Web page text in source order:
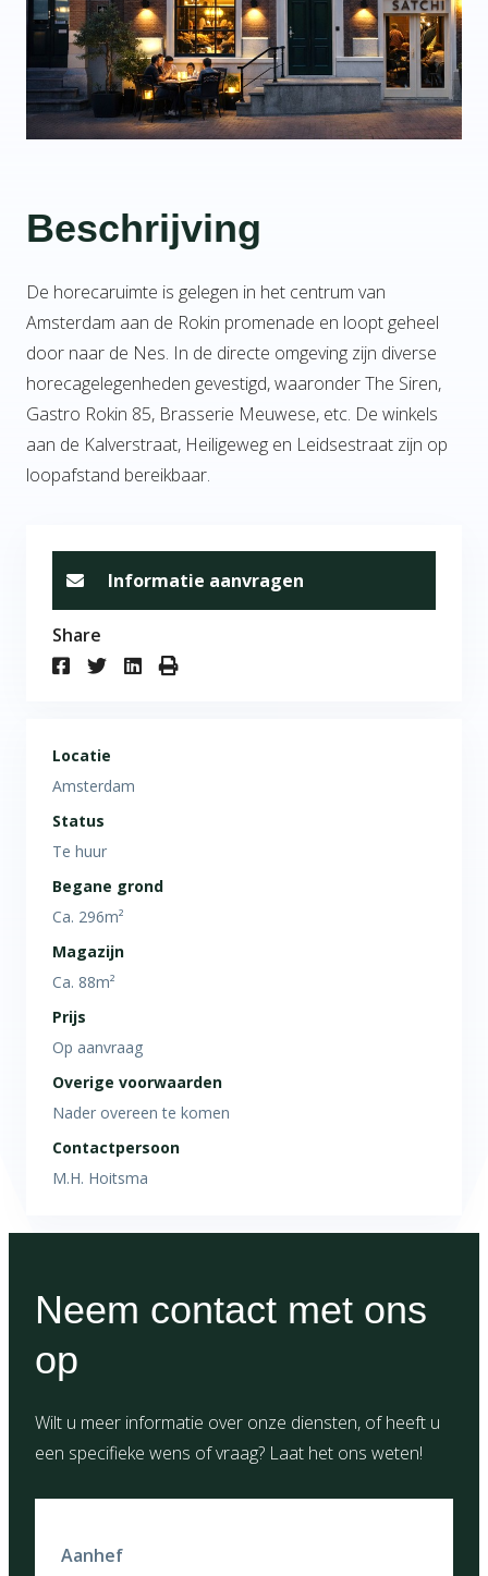
Beschrijving
De horecaruimte is gelegen in het centrum van
Amsterdam aan de Rokin promenade en loopt geheel
door naar de Nes. In de directe omgeving zijn diverse
horecagelegenheden gevestigd, waaronder The Siren,
Gastro Rokin 85, Brasserie Meuwese, etc. De winkels
aan de Kalverstraat, Heiligeweg en Leidsestraat zijn op
loopafstand bereikbaar.
Informatie aanvragen
Share
Locatie
Amsterdam
Status
Te huur
Begane grond
Ca. 296m²
Magazijn
Ca. 88m²
Prijs
Op aanvraag
Overige voorwaarden
Nader overeen te komen
Contactpersoon
M.H. Hoitsma
Neem contact met ons
op
Wilt u meer informatie over onze diensten, of heeft u
een specifieke wens of vraag? Laat het ons weten!
Aanhef